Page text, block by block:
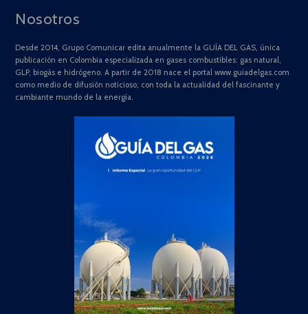
Nosotros
Desde 2014, Grupo Comunicar edita anualmente la GUÍA DEL GAS, única
publicación en Colombia especializada en gases combustibles: gas natural,
GLP, biogás e hidrógeno. A partir de 2018 nace el portal www.guiadelgas.com
como medio de difusión noticioso, con toda la actualidad del fascinante y
cambiante mundo de la energía.